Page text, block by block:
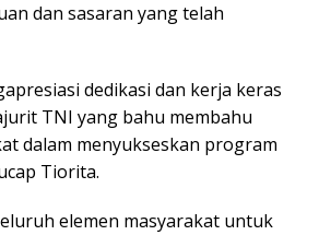
dan sasaran yang telah
dedikasi dan kerja keras
TNI yang bahu membahu
dalam menyukseskan program
Tiorita.
elemen masyarakat untuk